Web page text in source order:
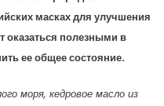
масках для улучшения
оказаться полезными в
ее общее состояние.
моря, кедровое масло из